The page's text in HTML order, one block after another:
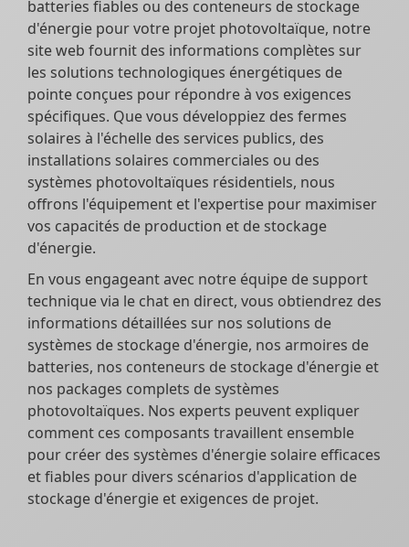
batteries fiables ou des conteneurs de stockage
d'énergie pour votre projet photovoltaïque, notre
site web fournit des informations complètes sur
les solutions technologiques énergétiques de
pointe conçues pour répondre à vos exigences
spécifiques. Que vous développiez des fermes
solaires à l'échelle des services publics, des
installations solaires commerciales ou des
systèmes photovoltaïques résidentiels, nous
offrons l'équipement et l'expertise pour maximiser
vos capacités de production et de stockage
d'énergie.
En vous engageant avec notre équipe de support
technique via le chat en direct, vous obtiendrez des
informations détaillées sur nos solutions de
systèmes de stockage d'énergie, nos armoires de
batteries, nos conteneurs de stockage d'énergie et
nos packages complets de systèmes
photovoltaïques. Nos experts peuvent expliquer
comment ces composants travaillent ensemble
pour créer des systèmes d'énergie solaire efficaces
et fiables pour divers scénarios d'application de
stockage d'énergie et exigences de projet.